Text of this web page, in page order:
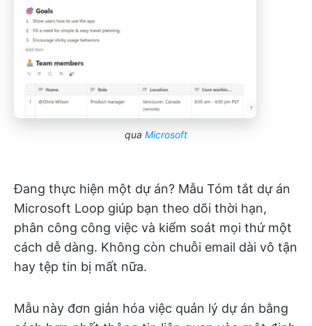
qua Microsoft
Đang thực hiện một dự án? Mẫu Tóm tắt dự án
Microsoft Loop giúp bạn theo dõi thời hạn,
phân công công việc và kiểm soát mọi thứ một
cách dễ dàng. Không còn chuỗi email dài vô tận
hay tệp tin bị mất nữa.
Mẫu này đơn giản hóa việc quản lý dự án bằng